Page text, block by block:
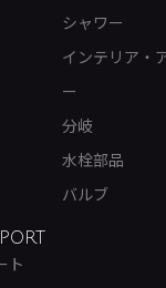
シャワー
インテリア・
ー
分岐
水栓部品
バルブ
ト